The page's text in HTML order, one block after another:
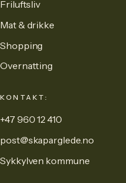
Friluftsliv
Mat & drikke
Shopping
Overnatting
KONTAKT:
+47 960 12 410
post@skaparglede.no
Sykkylven kommune